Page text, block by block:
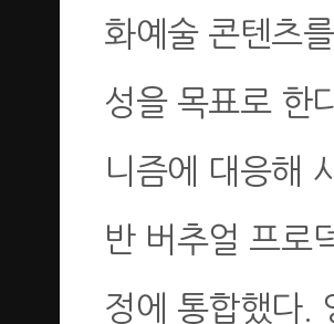
화예술 콘텐츠
성을 목표로 한
니즘에 대응해
반 버추얼 프로
정에 통합했다.